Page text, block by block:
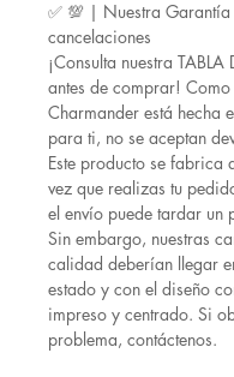
✅ 💯 | Nuestra
cancelaciones
¡Consulta nuestra TABLA
antes de comprar! Como
Charmander está hecha
para ti, no se aceptan
Este producto se fabrica
vez que realizas tu
el envío puede tardar un
Sin embargo, nuestras
calidad deberían llegar
estado y con el diseño
impreso y centrado. Si
problema, contáctenos.